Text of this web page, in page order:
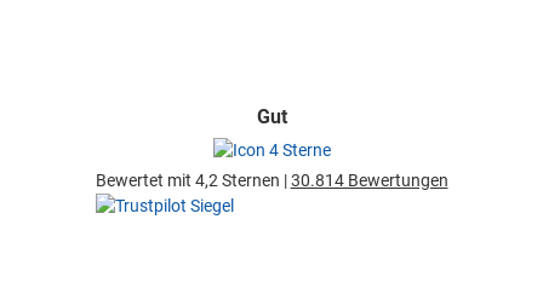
Gut
Bewertet mit 4,2 Sternen |30.814 Bewertungen